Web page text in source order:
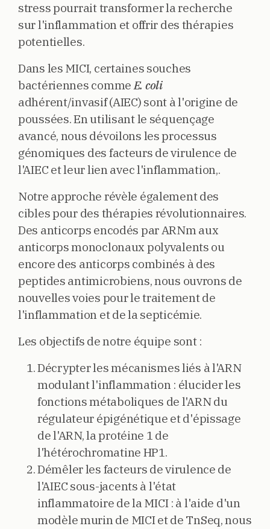
stress pourrait transformer la recherche
sur l'inflammation et offrir des thérapies
potentielles.
Dans les MICI, certaines souches
bactériennes commeE. coli
adhérent/invasif (AIEC) sont à l'origine de
poussées. En utilisant le séquençage
avancé, nous dévoilons les processus
génomiques des facteurs de virulence de
l'AIEC et leur lien avec l'inflammation,.
Notre approche révèle également des
cibles pour des thérapies révolutionnaires.
Des anticorps encodés par ARNm aux
anticorps monoclonaux polyvalents ou
encore des anticorps combinés à des
peptides antimicrobiens, nous ouvrons de
nouvelles voies pour le traitement de
l'inflammation et de la septicémie.
Les objectifs de notre équipe sont :
Décrypter les mécanismes liés à l'ARN
modulant l'inflammation : élucider les
fonctions métaboliques de l'ARN du
régulateur épigénétique et d'épissage
de l'ARN, la protéine 1 de
l'hétérochromatine HP1.
Démêler les facteurs de virulence de
l'AIEC sous-jacents à l'état
inflammatoire de la MICI : à l'aide d'un
modèle murin de MICI et de TnSeq, nous